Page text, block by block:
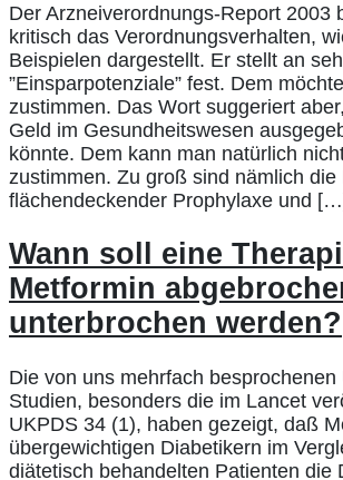
Der Arzneiverordnungs-Report 2003
kritisch das Verordnungsverhalten,
Beispielen dargestellt. Er stellt an
”Einsparpotenziale” fest. Dem
zustimmen. Das Wort suggeriert
Geld im Gesundheitswesen
könnte. Dem kann man natürlich
zustimmen. Zu groß sind nämlich die
flächendeckender Prophylaxe und
Wann soll eine
Metformin
unterbrochen werden?
Die von uns mehrfach besprochenen
Studien, besonders die im Lancet
UKPDS 34 (1), haben gezeigt, daß
übergewichtigen Diabetikern im
diätetisch behandelten Patienten die